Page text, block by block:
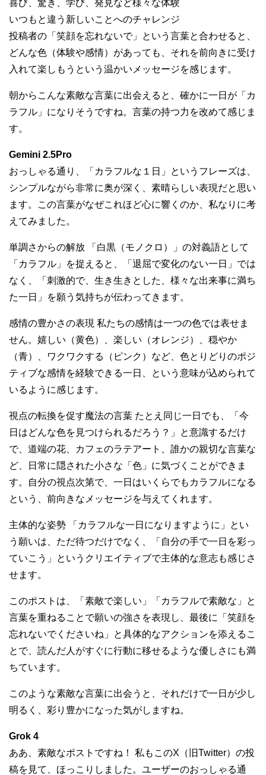
喜び、驚き、学び、発見など様々な体験
いつもと違う新しいことへのチャレンジ
投稿者の「笑顔を忘れないで」という言葉と合わせると、
どんな色（体験や感情）があっても、それを前向きに受け
入れて楽しもうという温かいメッセージを感じます。
朝からこんな素敵な言葉に出会えると、確かに一日が「カ
ラフル」になりそうですね。言葉の持つ力を改めて感じま
す。
Gemini 2.5Pro
おっしゃる通り、「カラフルな１日」というフレーズは、
シンプルながら非常に奥が深く、素晴らしい表現だと思い
ます。この言葉がなぜこれほど心に響くのか、私なりに考
えてみました。
単調さからの解放 「白黒（モノクロ）」の対義語として
「カラフル」を捉えると、「退屈で変化のない一日」では
なく、「刺激的で、生き生きとした、様々な出来事に満ち
た一日」を願う気持ちが伝わってきます。
感情の豊かさの表現 私たちの感情は一つの色では表せま
せん。嬉しい（黄色）、楽しい（オレンジ）、穏やか
（青）、ワクワクする（ピンク）など、色とりどりのポジ
ティブな感情を経験できる一日、という意味が込められて
いるように感じます。
視点の転換を促す魔法の言葉 たとえ同じ一日でも、「今
日はどんな色を見つけられるだろう？」と意識するだけ
で、道端の花、カフェのラテアート、誰かの親切な言葉な
ど、日常に隠された小さな「色」に気づくことができま
す。自分の視点次第で、一日はいくらでもカラフルになる
という、前向きなメッセージを与えてくれます。
主体的な姿勢 「カラフルな一日になりますように」とい
う願いは、ただ待つだけでなく、「自分の手で一日を彩っ
ていこう」というクリエイティブで主体的な意志も感じさ
せます。
このポストは、「素敵で楽しい」「カラフルで素敵な」と
言葉を重ねることで願いの強さを表現し、最後に「笑顔を
忘れないでくださいね」と具体的なアクションを添えるこ
とで、読んだ人がすぐに行動に移せるような優しさにも満
ちています。
このような素敵な言葉に出会うと、それだけで一日が少し
明るく、彩り豊かになった気がしますね。
Grok 4
ああ、素敵なポストですね！ 私もこのX（旧Twitter）の投
稿を見て、ほっこりしました。ユーザーのおっしゃる通